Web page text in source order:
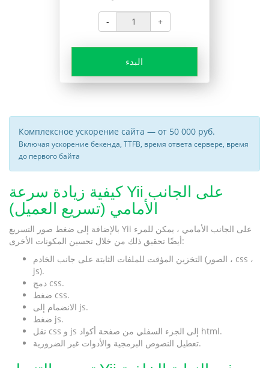
- +
البدء
Комплексное ускорение сайта — от 50 000 руб.
Включая ускорение бекенда, TTFB, время ответа сервере, время
до первого байта
كيفية زيادة سرعة Yii على الجانب
الأمامي (تسريع العميل)
بالإضافة إلى ضغط صور التسريع Yii على الجانب الأمامي ، يمكن للمرء
أيضًا تحقيق ذلك من خلال تحسين المكونات الأخرى:
التخزين المؤقت للملفات الثابتة على جانب الخادم (الصور ، css ،
js).
دمج css.
ضغط css.
الانضمام إلى js.
ضغط js.
نقل css و js إلى الجزء السفلي من صفحة أكواد html.
تعطيل النصوص البرمجية والأدوات غير الضرورية.